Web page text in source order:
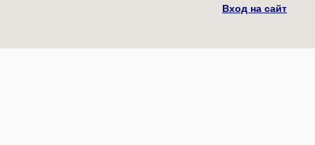
Вход на сайт